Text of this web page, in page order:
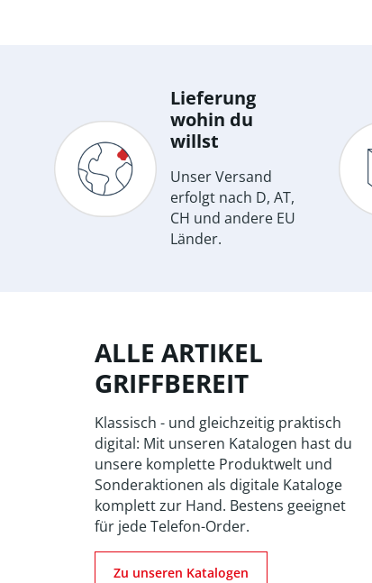
Lieferung
wohin du
willst
Unser Versand
erfolgt nach D, AT,
CH und andere EU
Länder.
ALLE ARTIKEL
GRIFFBEREIT
Klassisch - und gleichzeitig praktisch
digital: Mit unseren Katalogen hast du
unsere komplette Produktwelt und
Sonderaktionen als digitale Kataloge
komplett zur Hand. Bestens geeignet
für jede Telefon-Order.
Zu unseren Katalogen